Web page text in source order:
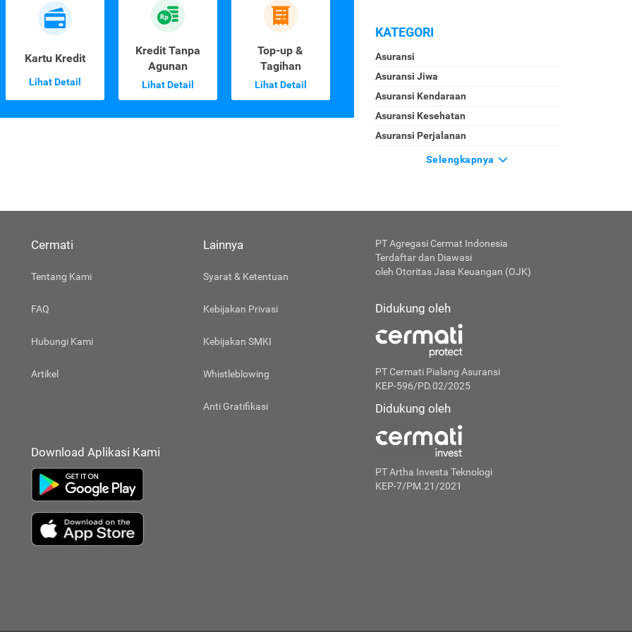
Kartu Kredit
Lihat Detail
Kredit Tanpa
Agunan
Lihat Detail
Top-up &
Tagihan
Lihat Detail
KATEGORI
Asuransi
Asuransi Jiwa
Asuransi Kendaraan
Asuransi Kesehatan
Asuransi Perjalanan
Selengkapnya
Cermati
Tentang Kami
FAQ
Hubungi Kami
Artikel
Lainnya
Syarat & Ketentuan
Kebijakan Privasi
Kebijakan SMKI
Whistleblowing
Anti Gratifikasi
Download Aplikasi Kami
PT Agregasi Cermat Indonesia
Terdaftar dan Diawasi
oleh Otoritas Jasa Keuangan (OJK)
Didukung oleh
PT Cermati Pialang Asuransi
KEP-596/PD.02/2025
Didukung oleh
PT Artha Investa Teknologi
KEP-7/PM.21/2021